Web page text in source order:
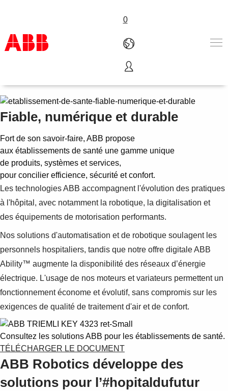
0
Produits & Services
Industries
A propos
Où acheter
Contactez-nous
Carrières
Établissements de santé
Fiable, numérique et durable
Fort de son savoir-faire, ABB propose
aux établissements de santé une gamme unique
de produits, systèmes et services,
pour concilier efficience, sécurité et confort.
Les technologies ABB accompagnent l'évolution des pratiques
à l'hôpital, avec notamment la robotique, la digitalisation et
des équipements de motorisation performants.
Nos solutions d'automatisation et de robotique soulagent les
personnels hospitaliers, tandis que notre offre digitale ABB
Ability™ augmente la disponibilité des réseaux d’énergie
électrique. L'usage de nos moteurs et variateurs permettent un
fonctionnement économe et évolutif, sans compromis sur les
exigences de qualité de traitement d'air et de confort.
Consultez les solutions ABB pour les établissements de santé.
TÉLÉCHARGER LE DOCUMENT
ABB Robotics développe des
solutions pour l’#hopitaldufutur